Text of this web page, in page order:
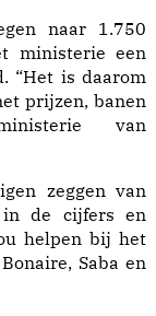
naar 1.750
ministerie een
“Het is daarom
prijzen, banen
van
zeggen van
de cijfers en
helpen bij het
Saba en